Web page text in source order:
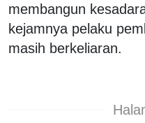
membangun
kejamnya pelaku
masih berkeliaran.